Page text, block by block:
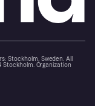
Stockholm, Sweden. All
Stockholm. Organization